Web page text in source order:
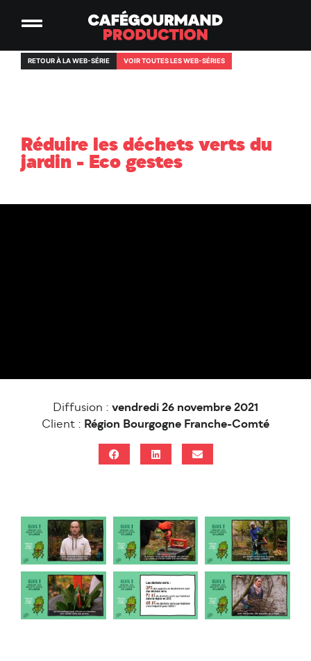
RETOUR À LA WEB-SÉRIE VOIR TOUTES LES WEB-SÉRIES
Réduire les déchets verts du
jardin - Eco gestes
Diffusion :vendredi 26 novembre 2021
Client : Région Bourgogne Franche-Comté